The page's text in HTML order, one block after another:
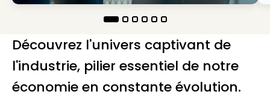
Découvrez l'univers captivant de
l'industrie, pilier essentiel de notre
économie en constante évolution.